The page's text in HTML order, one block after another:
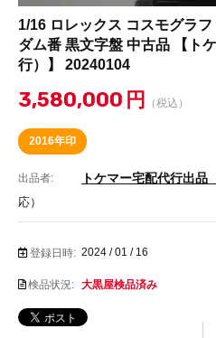
1/16 ロレックス コスモグラ
ダム番 黒文字盤 中古品 【ト
行）】 20240104
3,580,000 円 （税込）
2016年印
出品者: トケマー宅配代行出品
応）
登録日時: 2024 / 01 / 16
検品状況: 大黒屋検品済み